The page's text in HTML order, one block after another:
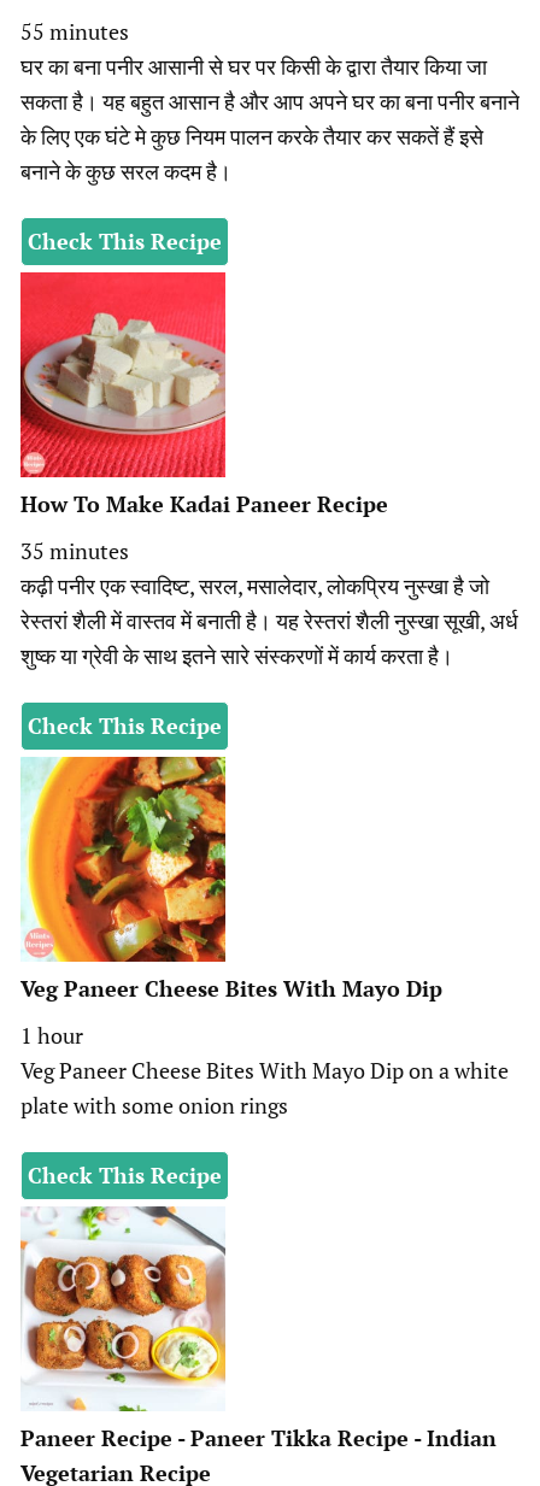
55 minutes
minutes
घर का बना पनीर आसानी से घर पर किसी के द्वारा तैयार किया जा
सकता है। यह बहुत आसान है और आप अपने घर का बना पनीर बनाने
के लिए एक घंटे मे कुछ नियम पालन करके तैयार कर सकतें हैं इसे
बनाने के कुछ सरल कदम है।
Check This Recipe
How To Make Kadai Paneer Recipe
35 minutes
minutes
कढ़ी पनीर एक स्वादिष्ट, सरल, मसालेदार, लोकप्रिय नुस्खा है जो
रेस्तरां शैली में वास्तव में बनाती है। यह रेस्तरां शैली नुस्खा सूखी, अर्ध
शुष्क या ग्रेवी के साथ इतने सारे संस्करणों में कार्य करता है।
Check This Recipe
Veg Paneer Cheese Bites With Mayo Dip
1 hour
hour
Veg Paneer Cheese Bites With Mayo Dip on a white
plate with some onion rings
Check This Recipe
Paneer Recipe - Paneer Tikka Recipe - Indian
Vegetarian Recipe